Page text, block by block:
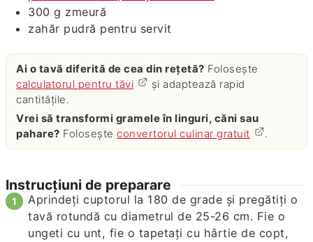
300 g zmeură
zahăr pudră pentru servit
Ai o tavă diferită de cea din rețetă? Folosește
calculatorul pentru tăvi
și adaptează rapid
cantitățile.
Vrei să transformi gramele în linguri, căni sau
pahare? Foloseșteconvertorul culinar gratuit .
Instrucțiuni de preparare
Aprindeți cuptorul la 180 de grade și pregătiți o
tavă rotundă cu diametrul de 25-26 cm. Fie o
ungeti cu unt, fie o tapetați cu hârtie de copt,